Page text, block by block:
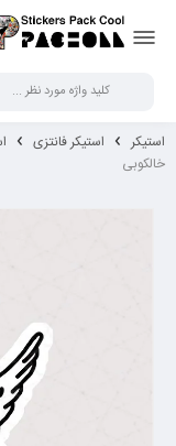
استیکر استیکر فانتزی
خالکوبی